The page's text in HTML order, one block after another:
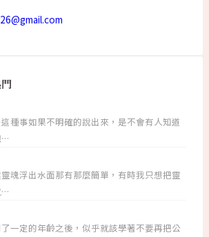
種事如果不明確的說出來，是不會有人知道
…
魂浮出水面那有那麼簡單，有時我只想把靈
…
一定的年齡之後，似乎就該學著不要再把公